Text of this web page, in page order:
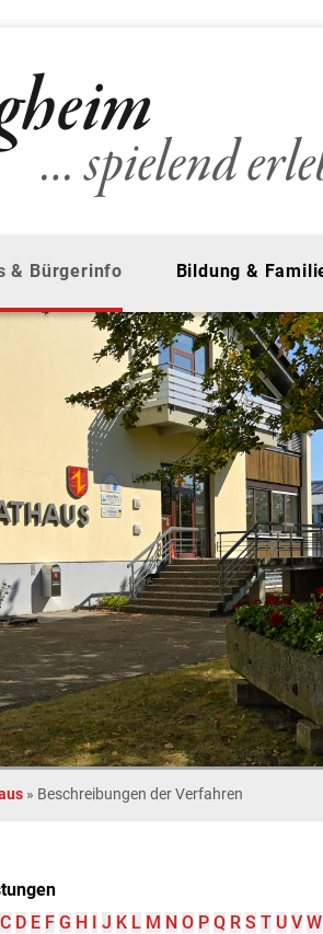
& Bürgerinfo Bildung &
» Beschreibungen der Verfahren
C D E F G H I J K L M N O P Q R S T U V W